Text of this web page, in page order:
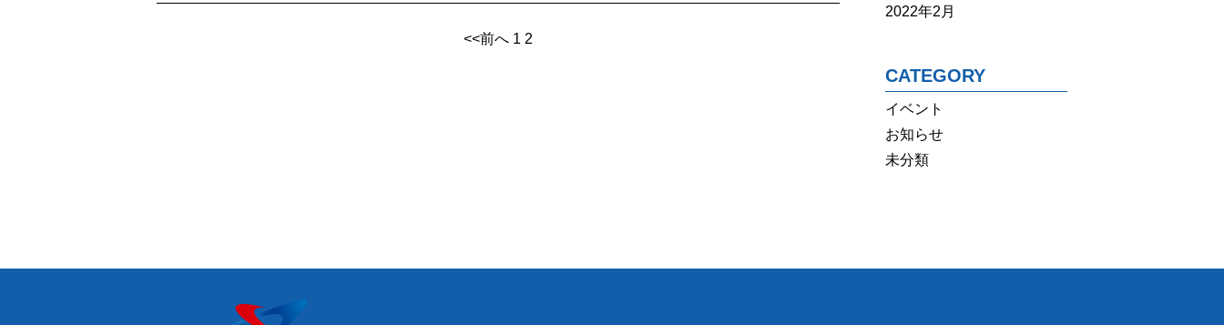
<<前へ 1 2
2022年2月
CATEGORY
イベント
お知らせ
未分類